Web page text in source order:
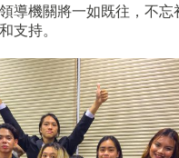
導機關將一如既往，不忘
支持。